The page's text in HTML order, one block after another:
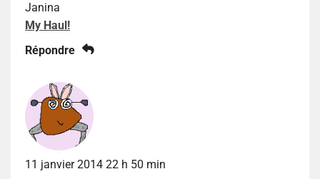
Janina
My Haul!
Répondre
11 janvier 2014 22 h 50 min